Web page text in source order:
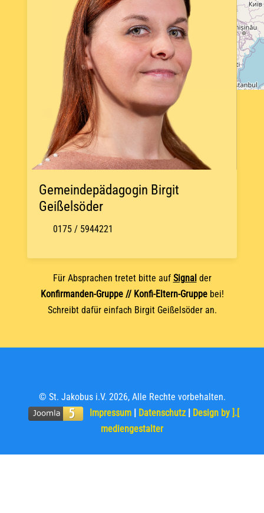
© OpenStreetMap
Gemeindepädagogin Birgit
Geißelsöder
0175 / 5944221
Für Absprachen tretet bitte auf Signal der
Konfirmanden-Gruppe // Konfi-Eltern-Gruppebei!
Schreibt dafür einfach Birgit Geißelsöder an.
© St. Jakobus i.V. 2026, Alle Rechte vorbehalten.
Impressum
Datenschutz
Design by ].[
mediengestalter